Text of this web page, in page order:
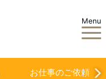
Menu
お仕事のご依頼